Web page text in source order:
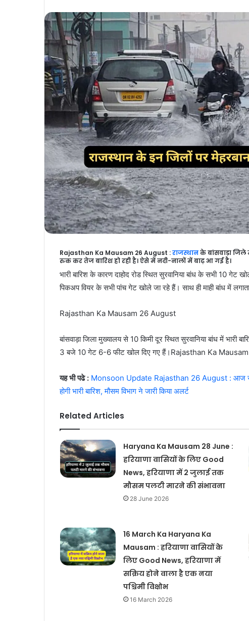
Rajasthan Ka Mausam 26 August :राजस्थानके बांसवाड़ा जिले
रुक कर तेज बारिश हो रही है। ऐसे में नदी-नालों में बाढ़ आ गई है।
भारी बारिश के कारण दाहोद रोड स्थित सुरवानिया बांध के सभी 10 गेट
पिकअप वियर के सभी पांच गेट खोले जा रहे हैं। साथ ही माही बांध में
Rajasthan Ka Mausam 26 August
बांसवाड़ा जिला मुख्यालय से 10 किमी दूर स्थित सुरवानिया बांध में भारी
3 बजे 10 गेट 6-6 फीट खोल दिए गए हैं।Rajasthan Ka
यह भी पढे : Monsoon Update Rajasthan 26 August : आज
होगी भारी बारिश, मौसम विभाग ने जारी किया अलर्ट
Related Articles
Haryana Ka Mausam 28 June :
हरियाणा वासियों के लिए Good
News, हरियाणा में 2 जुलाई तक
मौसम पलटी मारने की संभावना
28 June 2026
16 March Ka Haryana Ka
Mausam : हरियाणा वासियों के
लिए Good News, हरियाणा में
सक्रिय होने वाला है एक नया
पश्चिमी विक्षोभ
16 March 2026